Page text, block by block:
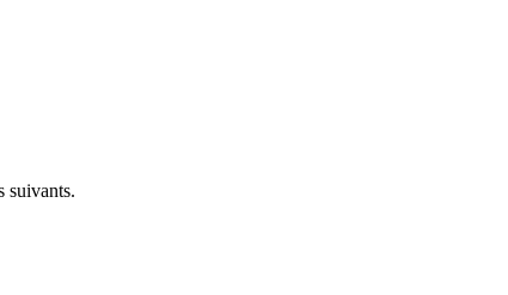
suivants.